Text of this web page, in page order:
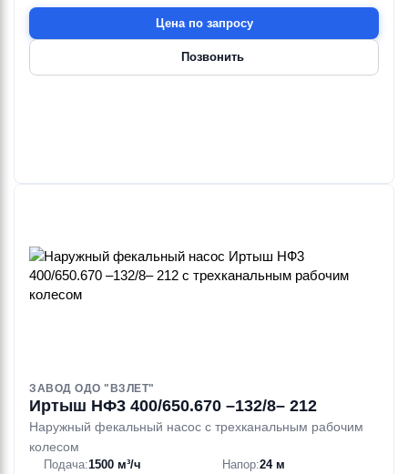
Цена по запросу
Позвонить
ЗАВОД ОДО "ВЗЛЕТ"
Иртыш НФ3 400/650.670 –132/8– 212
Наружный фекальный насос с трехканальным рабочим
колесом
Подача:1500 м³/ч Напор:24 м